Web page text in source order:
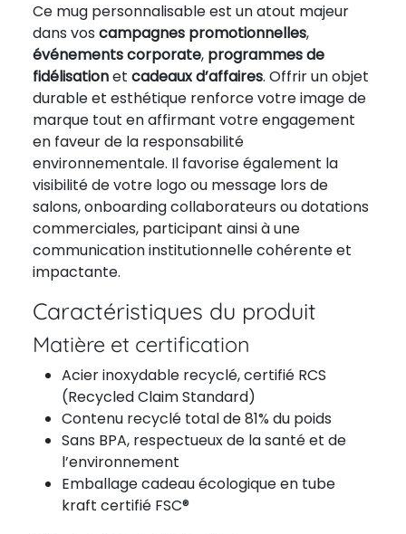
Ce mug personnalisable est un atout majeur
dans vos campagnes promotionnelles,
événements corporate, programmes de
fidélisationet cadeaux d’affaires. Offrir un objet
durable et esthétique renforce votre image de
marque tout en affirmant votre engagement
en faveur de la responsabilité
environnementale. Il favorise également la
visibilité de votre logo ou message lors de
salons, onboarding collaborateurs ou dotations
commerciales, participant ainsi à une
communication institutionnelle cohérente et
impactante.
Caractéristiques du produit
Matière et certification
Acier inoxydable recyclé, certifié RCS
(Recycled Claim Standard)
Contenu recyclé total de 81% du poids
Sans BPA, respectueux de la santé et de
l’environnement
Emballage cadeau écologique en tube
kraft certifié FSC®